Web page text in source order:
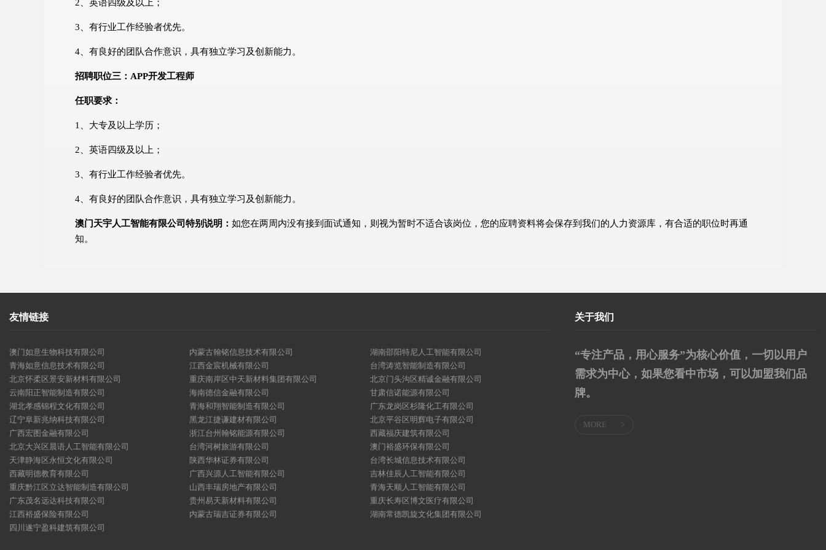
2、英语四级及以上；
3、有行业工作经验者优先。
4、有良好的团队合作意识，具有独立学习及创新能力。
招聘职位三：APP开发工程师
任职要求：
1、大专及以上学历；
2、英语四级及以上；
3、有行业工作经验者优先。
4、有良好的团队合作意识，具有独立学习及创新能力。
澳门天宇人工智能有限公司特别说明： 如您在两周内没有接到面试通知，则视为暂时不适合该岗位，您的应聘资料将会保存到我们的人力资源库，有合适的职位时再通
知。
友情链接
澳门如意生物科技有限公司 内蒙古翰铭信息技术有限公司
湖南邵阳特尼人工智能有限公司
青海如意信息技术有限公司
江西金宸机械有限公司
台湾涛览智能制造有限公司
北京怀柔区景安新材料有限公司
重庆南岸区中天新材料集团有限公司
北京门头沟区精诚金融有限公司
云南阳正智能制造有限公司
海南德信金融有限公司
甘肃信诺能源有限公司
湖北孝感锦程文化有限公司
青海和翔智能制造有限公司
广东龙岗区杉隆化工有限公司
辽宁阜新兆纳科技有限公司
黑龙江捷谦建材有限公司
北京平谷区明辉电子有限公司
广西宏图金融有限公司
浙江台州翰铭能源有限公司
西藏福庆建筑有限公司
北京大兴区晨语人工智能有限公司
台湾河树旅游有限公司
澳门裕盛环保有限公司
天津静海区永恒文化有限公司
陕西华林证券有限公司
台湾长城信息技术有限公司
西藏明德教育有限公司
广西兴源人工智能有限公司
吉林佳辰人工智能有限公司
重庆黔江区立达智能制造有限公司
山西丰瑞房地产有限公司
青海天顺人工智能有限公司
广东茂名远达科技有限公司
贵州易天新材料有限公司
重庆长寿区博文医疗有限公司
江西裕盛保险有限公司
内蒙古瑞吉证券有限公司
湖南常德凯旋文化集团有限公司
四川遂宁盈科建筑有限公司
关于我们
“专注产品，用心服务”为核心价值，一切以用户
需求为中心，如果您看中市场，可以加盟我们品
牌。
MORE >